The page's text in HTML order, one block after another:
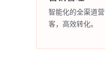
智能化的全渠道
客，高效转化。